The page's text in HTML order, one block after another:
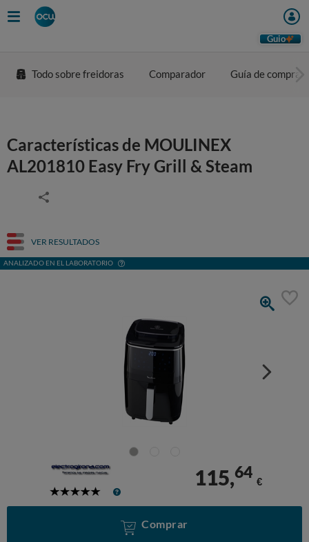
Guio
Todo sobre freidoras Comparador Guía de compra
Características de MOULINEX
AL201810 Easy Fry Grill & Steam
VER RESULTADOS
ANALIZADO EN EL LABORATORIO
5
115,64
€
Comprar